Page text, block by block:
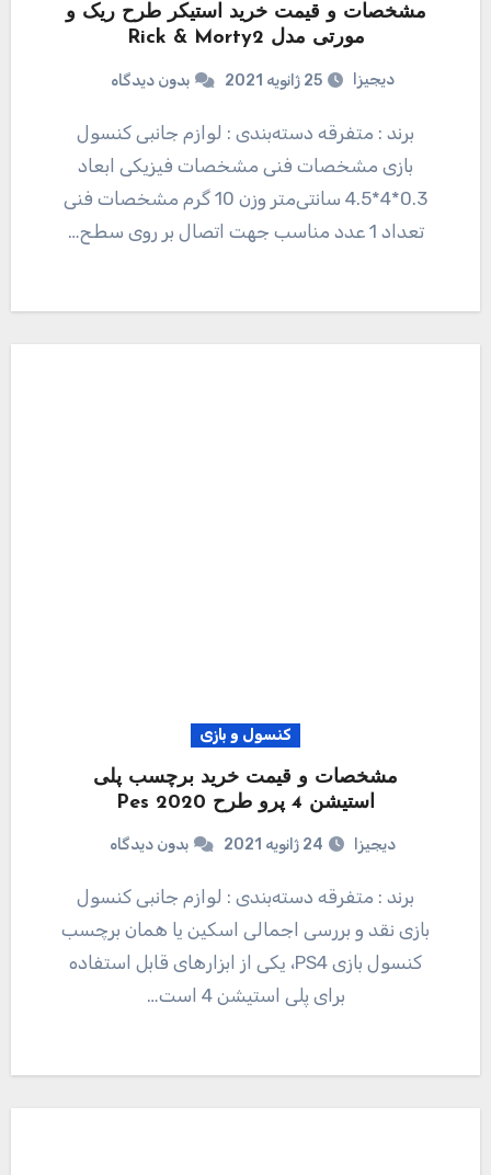
مشخصات و قیمت خرید استیکر طرح ریک و
مورتی مدل Rick & Morty2
دیجیزا 25 ژانویه 2021 بدون دیدگاه
برند : متفرقه دسته‌بندی : لوازم جانبی کنسول
بازی مشخصات فنی مشخصات فیزیکی ابعاد
0.3*4*4.5 سانتی‌متر وزن 10 گرم مشخصات فنی
تعداد 1 عدد مناسب جهت اتصال بر روی سطح…
کنسول و بازی
مشخصات و قیمت خرید برچسب پلی
استیشن 4 پرو طرح Pes 2020
دیجیزا 24 ژانویه 2021 بدون دیدگاه
برند : متفرقه دسته‌بندی : لوازم جانبی کنسول
بازی نقد و بررسی اجمالی اسکین یا همان برچسب
کنسول بازی PS4، یکی از ابزارهای قابل استفاده
برای پلی استیشن 4 است…